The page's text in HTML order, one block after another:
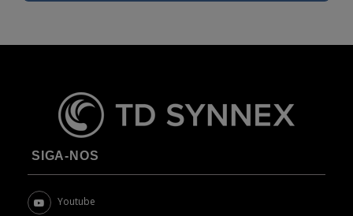
SIGA-NOS
Youtube